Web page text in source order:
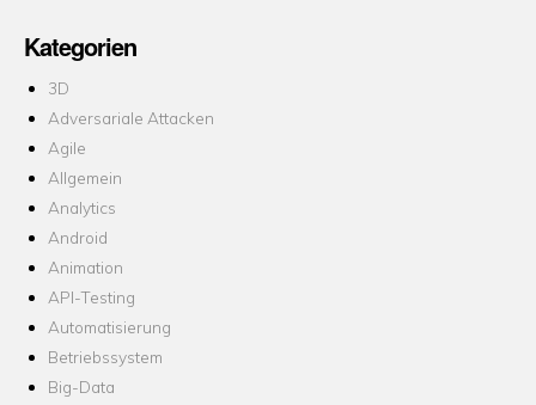
Kategorien
3D
Adversariale Attacken
Agile
Allgemein
Analytics
Android
Animation
API-Testing
Automatisierung
Betriebssystem
Big-Data